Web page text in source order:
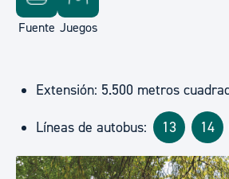
Fuente Juegos
Extensión: 5.500 metros
Líneas de autobus: 13 14